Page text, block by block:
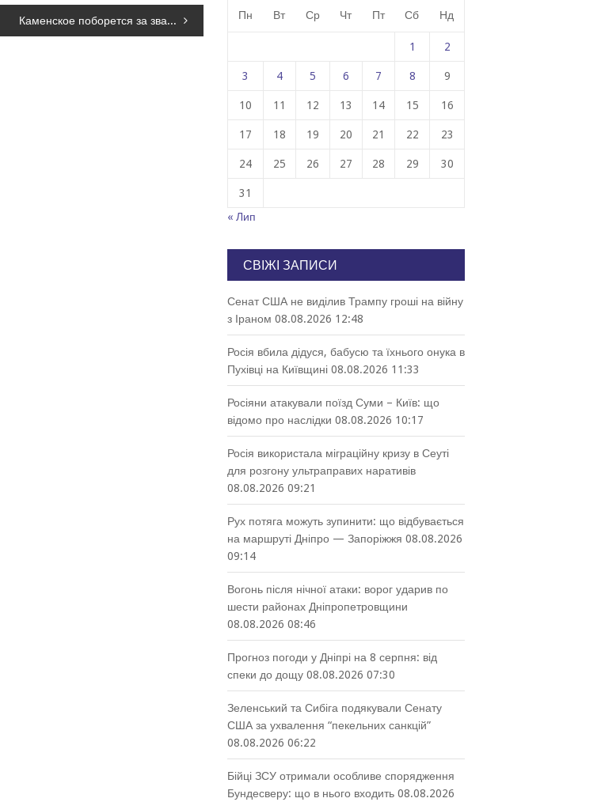
Каменское поборется за звание лучшего города в Украине Пн Вт Ср Чт Пт Сб Нд
1 2
3 4 5 6 7 8 9
10 11 12 13 14 15 16
17 18 19 20 21 22 23
24 25 26 27 28 29 30
31
« Лип
СВІЖІ ЗАПИСИ
Сенат США не виділив Трампу гроші на війну
з Іраном 08.08.2026 12:48
Росія вбила дідуся, бабусю та їхнього онука в
Пухівці на Київщині 08.08.2026 11:33
Росіяни атакували поїзд Суми – Київ: що
відомо про наслідки 08.08.2026 10:17
Росія використала міграційну кризу в Сеуті
для розгону ультраправих наративів
08.08.2026 09:21
Рух потяга можуть зупинити: що відбувається
на маршруті Дніпро — Запоріжжя 08.08.2026
09:14
Вогонь після нічної атаки: ворог ударив по
шести районах Дніпропетровщини
08.08.2026 08:46
Прогноз погоди у Дніпрі на 8 серпня: від
спеки до дощу 08.08.2026 07:30
Зеленський та Сибіга подякували Сенату
США за ухвалення “пекельних санкцій”
08.08.2026 06:22
Бійці ЗСУ отримали особливе спорядження
Бундесверу: що в нього входить 08.08.2026